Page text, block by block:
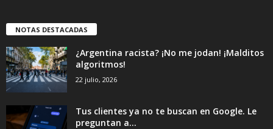
NOTAS DESTACADAS
¿Argentina racista? ¡No me jodan! ¡Malditos
algoritmos!
22 julio, 2026
Tus clientes ya no te buscan en Google. Le
preguntan a...